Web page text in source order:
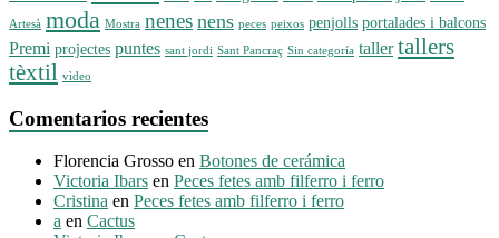
Artesà moda Mostra nenes nens peces peixos penjolls portalades i balcons
Premi projectes puntes sant jordi Sant Pancraç Sin categoría taller tallers
tèxtil
vìdeo
Comentarios recientes
Florencia Grosso en Botones de cerámica
Victoria Ibars en Peces fetes amb filferro i ferro
Cristina en Peces fetes amb filferro i ferro
a en Cactus